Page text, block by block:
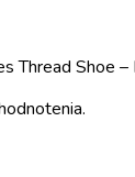
Thread Shoe –